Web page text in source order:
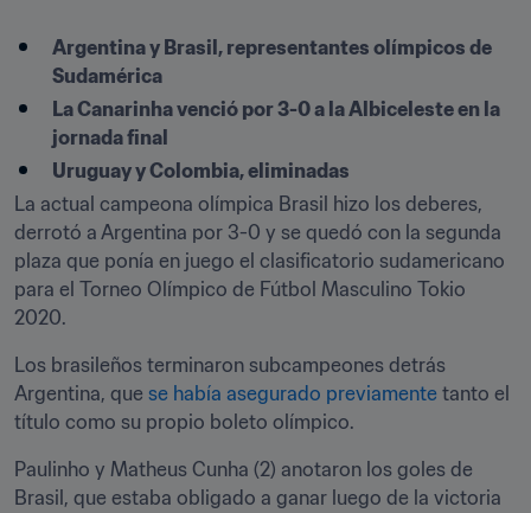
Argentina y Brasil, representantes olímpicos de
Sudamérica
La Canarinha venció por 3-0 a la Albiceleste en la
jornada final
Uruguay y Colombia, eliminadas
La actual campeona olímpica Brasil hizo los deberes,
derrotó a Argentina por 3-0 y se quedó con la segunda
plaza que ponía en juego el clasificatorio sudamericano
para el Torneo Olímpico de Fútbol Masculino Tokio
2020.
Los brasileños terminaron subcampeones detrás
Argentina, que se había asegurado previamente tanto el
título como su propio boleto olímpico.
Paulinho y Matheus Cunha (2) anotaron los goles de
Brasil, que estaba obligado a ganar luego de la victoria